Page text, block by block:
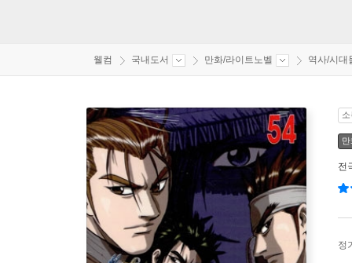
웰컴 국내도서 만화/라이트노벨 역사/시대
전
정